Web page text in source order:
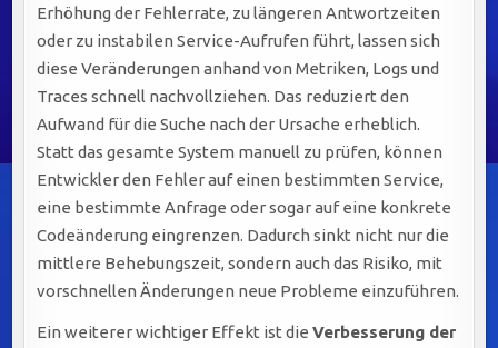
Erhöhung der Fehlerrate, zu längeren Antwortzeiten
oder zu instabilen Service-Aufrufen führt, lassen sich
diese Veränderungen anhand von Metriken, Logs und
Traces schnell nachvollziehen. Das reduziert den
Aufwand für die Suche nach der Ursache erheblich.
Statt das gesamte System manuell zu prüfen, können
Entwickler den Fehler auf einen bestimmten Service,
eine bestimmte Anfrage oder sogar auf eine konkrete
Codeänderung eingrenzen. Dadurch sinkt nicht nur die
mittlere Behebungszeit, sondern auch das Risiko, mit
vorschnellen Änderungen neue Probleme einzuführen.
Ein weiterer wichtiger Effekt ist dieVerbesserung der